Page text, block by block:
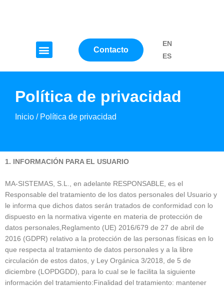
Menú Contacto
EN
ES
Política de privacidad
Inicio / Política de privacidad
1. INFORMACIÓN PARA EL USUARIO
MA-SISTEMAS, S.L.
, en adelante RESPONSABLE, es el
Responsable del tratamiento de los datos personales del Usuario y
le informa que dichos datos serán tratados de conformidad con lo
dispuesto en la normativa vigente en materia de protección de
datos personales,Reglamento (UE) 2016/679 de 27 de abril de
2016 (GDPR) relativo a la protección de las personas físicas en lo
que respecta al tratamiento de datos personales y a la libre
circulación de estos datos, y Ley Orgánica 3/2018, de 5 de
diciembre (LOPDGDD), para lo cual se le facilita la siguiente
información del tratamiento:Finalidad del tratamiento: mantener